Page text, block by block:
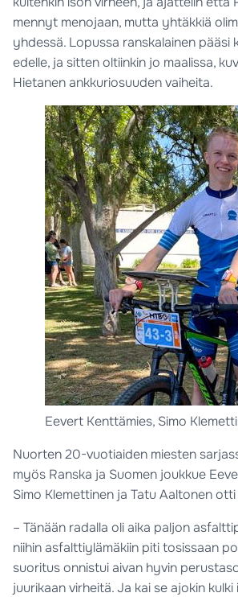
mennyt menojaan, mutta yhtäkkiä
yhdessä. Lopussa ranskalainen pääsi
edelle, ja sitten oltiinkin jo maalissa,
Hietanen ankkuriosuuden vaiheita.
Eevert Kenttämies, Simo
Nuorten 20-vuotiaiden miesten
myös Ranska ja Suomen joukkue
Simo Klemettinen ja Tatu Aaltonen
– Tänään radalla oli aika paljon
niihin asfalttiylämäkiin piti tosissaan
suoritus onnistui aivan hyvin
juurikaan virheitä. Ja kai se ajokin